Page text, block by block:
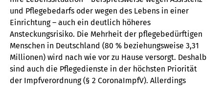
und Pflegebedarfs oder wegen des Lebens in einer
Einrichtung – auch ein deutlich höheres
Ansteckungsrisiko. Die Mehrheit der pflegebedürftigen
Menschen in Deutschland (80 % beziehungsweise 3,31
Millionen) wird nach wie vor zu Hause versorgt. Deshalb
sind auch die Pflegedienste in der höchsten Priorität
der Impfverordnung (§ 2 CoronaImpfV). Allerdings